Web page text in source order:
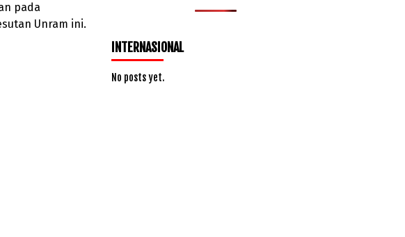
pada
Unram ini.
INTERNASIONAL
No posts yet.